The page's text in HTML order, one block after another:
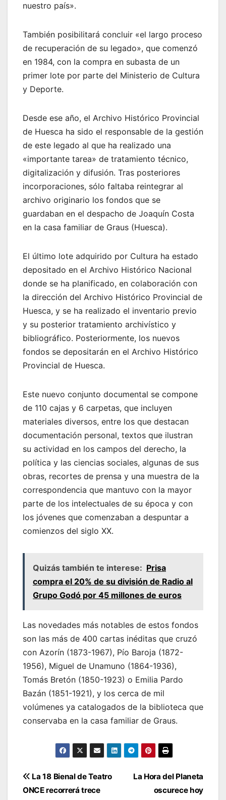
nuestro país».
También posibilitará concluir «el largo proceso
de recuperación de su legado», que comenzó
en 1984, con la compra en subasta de un
primer lote por parte del Ministerio de Cultura
y Deporte.
Desde ese año, el Archivo Histórico Provincial
de Huesca ha sido el responsable de la gestión
de este legado al que ha realizado una
«importante tarea» de tratamiento técnico,
digitalización y difusión. Tras posteriores
incorporaciones, sólo faltaba reintegrar al
archivo originario los fondos que se
guardaban en el despacho de Joaquín Costa
en la casa familiar de Graus (Huesca).
El último lote adquirido por Cultura ha estado
depositado en el Archivo Histórico Nacional
donde se ha planificado, en colaboración con
la dirección del Archivo Histórico Provincial de
Huesca, y se ha realizado el inventario previo
y su posterior tratamiento archivístico y
bibliográfico. Posteriormente, los nuevos
fondos se depositarán en el Archivo Histórico
Provincial de Huesca.
Este nuevo conjunto documental se compone
de 110 cajas y 6 carpetas, que incluyen
materiales diversos, entre los que destacan
documentación personal, textos que ilustran
su actividad en los campos del derecho, la
política y las ciencias sociales, algunas de sus
obras, recortes de prensa y una muestra de la
correspondencia que mantuvo con la mayor
parte de los intelectuales de su época y con
los jóvenes que comenzaban a despuntar a
comienzos del siglo XX.
Quizás también te interese: Prisa
compra el 20% de su división de Radio al
Grupo Godó por 45 millones de euros
Las novedades más notables de estos fondos
son las más de 400 cartas inéditas que cruzó
con Azorín (1873-1967), Pío Baroja (1872-
1956), Miguel de Unamuno (1864-1936),
Tomás Bretón (1850-1923) o Emilia Pardo
Bazán (1851-1921), y los cerca de mil
volúmenes ya catalogados de la biblioteca que
conservaba en la casa familiar de Graus.
Navegación
La Hora del Planeta
oscurece hoy
La 18 Bienal de Teatro
ONCE recorrerá trece